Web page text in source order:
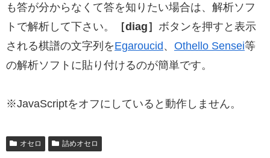
も答が分からなくて答を知りたい場合は、解析ソフ
トで解析して下さい。
［diag］ ボタンを押すと表示
される棋譜の文字列をEgaroucid、 Othello Sensei等
の解析ソフトに貼り付けるのが簡単です。
※JavaScriptをオフにしていると動作しません。
オセロ 詰めオセロ